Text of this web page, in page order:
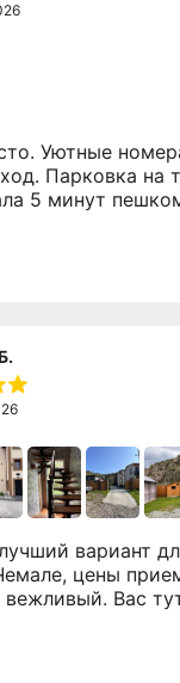
Уютные
Парковка на
5 минут
всю ночь от
ещё один плюс,
очень
скрипучая
вариант
цены
вежливый. Вас
все
желании
Как же здесь
с. Чемал,
22-00